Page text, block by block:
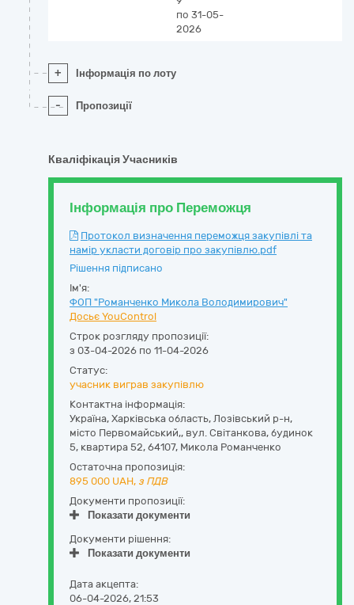
по 31-05-
2026
+ Інформація по лоту
- Пропозиції
Кваліфікація Учасників
Інформація про Переможця
Протокол визначення переможця закупівлі та
намір укласти договір про закупівлю.pdf
Рішення підписано
Ім'я:
ФОП "Романченко Микола Володимирович"
Досьє YouControl
Строк розгляду пропозиції:
з 03-04-2026 по 11-04-2026
Статус:
учасник виграв закупівлю
Контактна інформація:
Україна, Харківська область, Лозівський р-н,
місто Первомайський,, вул. Світанкова, будинок
5, квартира 52, 64107, Микола Романченко
Остаточна пропозиція:
895 000 UAH, з ПДВ
Документи пропозиції:
Показати документи
Документи рішення:
Показати документи
Дата акцепта:
06-04-2026, 21:53